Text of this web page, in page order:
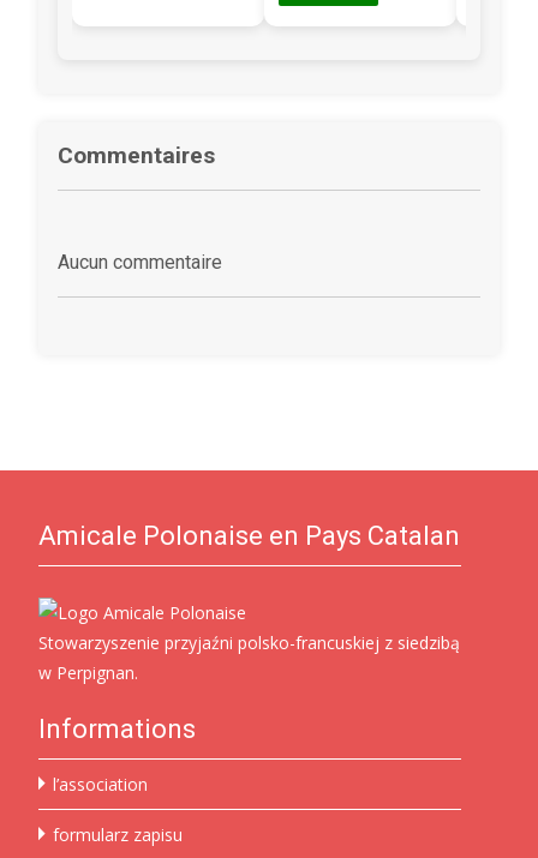
Commentaires
Aucun commentaire
Amicale Polonaise en Pays Catalan
Stowarzyszenie przyjaźni polsko-francuskiej z siedzibą
w Perpignan.
Informations
l’association
formularz zapisu